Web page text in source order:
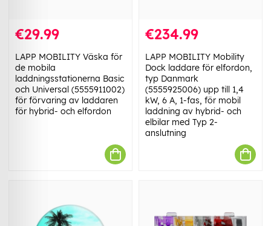
€29.99
LAPP MOBILITY Väska för
de mobila
laddningsstationerna Basic
och Universal (5555911002)
för förvaring av laddaren
för hybrid- och elfordon
€234.99
LAPP MOBILITY Mobility
Dock laddare för elfordon,
typ Danmark
(5555925006) upp till 1,4
kW, 6 A, 1-fas, för mobil
laddning av hybrid- och
elbilar med Typ 2-
anslutning